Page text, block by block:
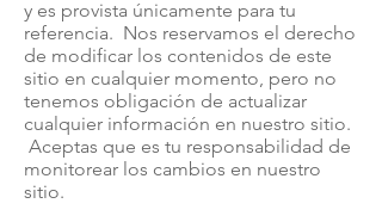
y es provista únicamente para tu
referencia. Nos reservamos el derecho
de modificar los contenidos de este
sitio en cualquier momento, pero no
tenemos obligación de actualizar
cualquier información en nuestro sitio.
Aceptas que es tu responsabilidad de
monitorear los cambios en nuestro
sitio.